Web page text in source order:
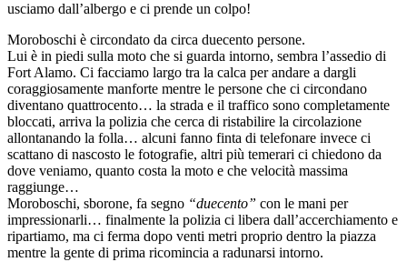
usciamo dall’albergo e ci prende un colpo!
Moroboschi è circondato da circa duecento persone.
Lui è in piedi sulla moto che si guarda intorno, sembra l’assedio di
Fort Alamo. Ci facciamo largo tra la calca per andare a dargli
coraggiosamente manforte mentre le persone che ci circondano
diventano quattrocento… la strada e il traffico sono completamente
bloccati, arriva la polizia che cerca di ristabilire la circolazione
allontanando la folla… alcuni fanno finta di telefonare invece ci
scattano di nascosto le fotografie, altri più temerari ci chiedono da
dove veniamo, quanto costa la moto e che velocità massima
raggiunge…
Moroboschi, sborone, fa segno “duecento” con le mani per
impressionarli… finalmente la polizia ci libera dall’accerchiamento e
ripartiamo, ma ci ferma dopo venti metri proprio dentro la piazza
mentre la gente di prima ricomincia a radunarsi intorno.